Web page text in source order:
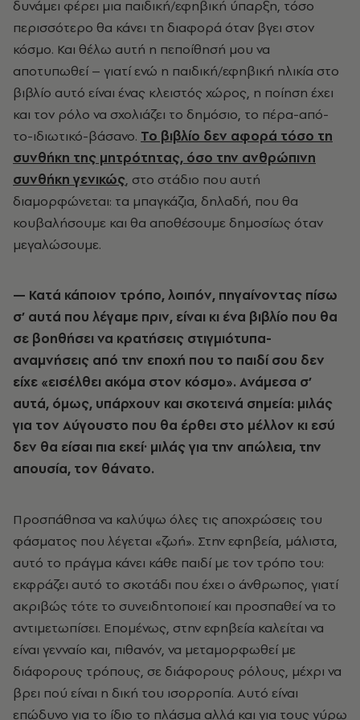
δυνάμει φέρει μια παιδική/εφηβική ύπαρξη, τόσο
περισσότερο θα κάνει τη διαφορά όταν βγει στον
κόσμο. Και θέλω αυτή η πεποίθησή μου να
αποτυπωθεί – γιατί ενώ η παιδική/εφηβική ηλικία στο
βιβλίο αυτό είναι ένας κλειστός χώρος, η ποίηση έχει
και τον ρόλο να σχολιάζει το δημόσιο, το πέρα-από-
το-ιδιωτικό-βάσανο. Το βιβλίο δεν αφορά τόσο τη
συνθήκη της μητρότητας, όσο την ανθρώπινη
συνθήκη γενικώς, στο στάδιο που αυτή
διαμορφώνεται: τα μπαγκάζια, δηλαδή, που θα
κουβαλήσουμε και θα αποθέσουμε δημοσίως όταν
μεγαλώσουμε.
— Κατά κάποιον τρόπο, λοιπόν, πηγαίνοντας πίσω
σ’ αυτά που λέγαμε πριν, είναι κι ένα βιβλίο που θα
σε βοηθήσει να κρατήσεις στιγμιότυπα-
αναμνήσεις από την εποχή που το παιδί σου δεν
είχε «εισέλθει ακόμα στον κόσμο». Ανάμεσα σ’
αυτά, όμως, υπάρχουν και σκοτεινά σημεία: μιλάς
για τον Αύγουστο που θα έρθει στο μέλλον κι εσύ
δεν θα είσαι πια εκεί· μιλάς για την απώλεια, την
απουσία, τον θάνατο.
Προσπάθησα να καλύψω όλες τις αποχρώσεις του
φάσματος που λέγεται «ζωή». Στην εφηβεία, μάλιστα,
αυτό το πράγμα κάνει κάθε παιδί με τον τρόπο του:
εκφράζει αυτό το σκοτάδι που έχει ο άνθρωπος, γιατί
ακριβώς τότε το συνειδητοποιεί και προσπαθεί να το
αντιμετωπίσει. Επομένως, στην εφηβεία καλείται να
είναι γενναίο και, πιθανόν, να μεταμορφωθεί με
διάφορους τρόπους, σε διάφορους ρόλους, μέχρι να
βρει πού είναι η δική του ισορροπία. Αυτό είναι
επώδυνο για το ίδιο το πλάσμα αλλά και για τους γύρω